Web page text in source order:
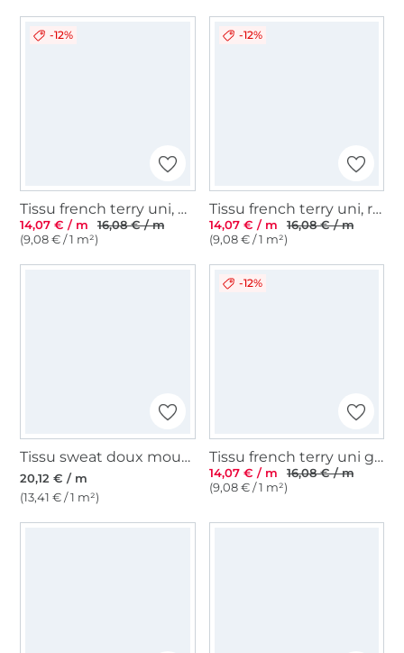
-12%
Tissu french terry uni, bleu pigeon
14,07 € / m
16,08 € / m
(9,08 € / 1 m²)
-12%
Tissu french terry uni, rouge de vin
14,07 € / m
16,08 € / m
(9,08 € / 1 m²)
Tissu sweat doux moucheté Cosy Colors, rouge foncé chiné
20,12 € / m
(13,41 € / 1 m²)
-12%
Tissu french terry uni gratté, bleu fumée
14,07 € / m
16,08 € / m
(9,08 € / 1 m²)